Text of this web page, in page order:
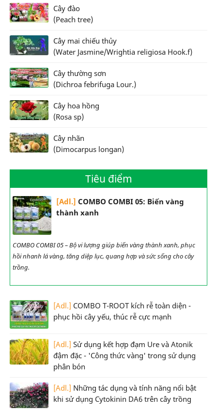
Cây đào
(Peach tree)
Cây mai chiếu thủy
(Water Jasmine/Wrightia religiosa Hook.f)
Cây thường sơn
(Dichroa febrifuga Lour.)
Cây hoa hồng
(Rosa sp)
Cây nhãn
(Dimocarpus longan)
Tiêu điểm
[Adl.] COMBO COMBI 05: Biến vàng
thành xanh
COMBO COMBI 05 – Bộ vi lượng giúp biến vàng thành xanh, phục
hồi nhanh lá vàng, tăng diệp lục, quang hợp và sức sống cho cây
trồng.
[Adl.] COMBO T-ROOT kích rễ toàn diện -
phục hồi cây yếu, thúc rễ cực mạnh
[Adl.] Sử dụng kết hợp đạm Ure và Atonik
đậm đặc - 'Công thức vàng' trong sử dụng
phân bón
[Adl.] Những tác dụng và tính năng nổi bật
khi sử dụng Cytokinin DA6 trên cây trồng